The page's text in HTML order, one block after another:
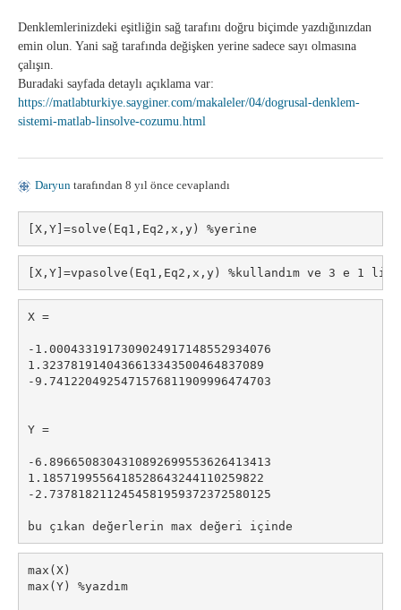
Denklemlerinizdeki eşitliğin sağ tarafını doğru biçimde yazdığınızdan
emin olun. Yani sağ tarafında değişken yerine sadece sayı olmasına
çalışın.
Buradaki sayfada detaylı açıklama var:
https://matlabturkiye.sayginer.com/makaleler/04/dogrusal-denklem-
sistemi-matlab-linsolve-cozumu.html
Daryun tarafından 8 yıl önce cevaplandı
[X,Y]=solve(Eq1,Eq2,x,y) %yerine
[X,Y]=vpasolve(Eq1,Eq2,x,y) %kullandım ve 3 e 1
X =
-1.0004331917309024917148552934076
1.3237819140436613343500464837089
-9.7412204925471576811909996474703
Y =
-6.8966508304310892699553626413413
1.1857199556418528643244110259822
-2.7378182112454581959372372580125
bu çıkan değerlerin max değeri içinde
max(X)
max(Y) %yazdım